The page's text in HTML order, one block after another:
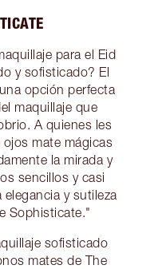
para el Eid
y sofisticado? El
opción perfecta
maquillaje que
A quienes les
mate mágicas
la mirada y
sencillos y casi
y sutileza
Sophisticate."
sofisticado
mates de The